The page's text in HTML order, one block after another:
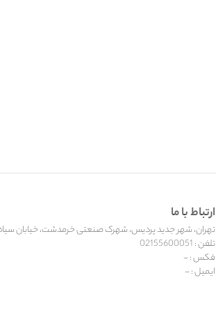
ارتباط با ما
تهران، شهر جدید پردیس، شهرک صنعتی خرمدشت، خیابان سیاه .سنگ،
تلفن : 02155600051
فکس : -
ایمیل : -